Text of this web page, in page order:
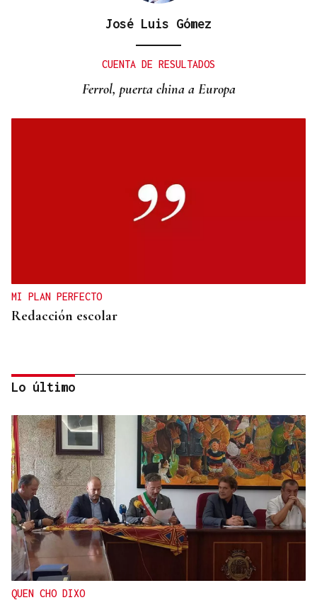
José Luis Gómez
CUENTA DE RESULTADOS
Ferrol, puerta china a Europa
MI PLAN PERFECTO
Redacción escolar
Jenaro Castro
TRAZADO HORIZONTAL
El sueño de una noche de verano
Lo último
QUEN CHO DIXO